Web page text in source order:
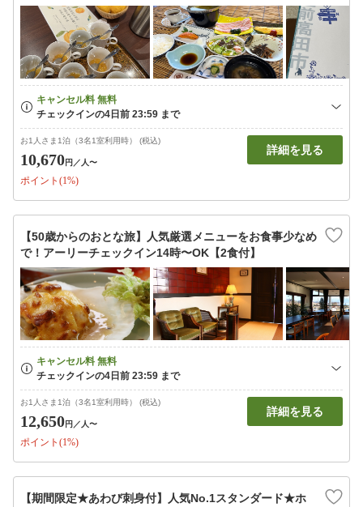
お1人さま1泊（3名1室利用時） (税込)
10,670円 ／人〜
ポイント(1%)
詳細を見る
【50歳からのおとな旅】人気厳選メニューをお食事少なめ
で！アーリーチェックイン14時〜OK【2食付】
お1人さま1泊（3名1室利用時） (税込)
12,650円 ／人〜
ポイント(1%)
詳細を見る
【期間限定★あわび刺身付】人気No.1スタンダード★ホ